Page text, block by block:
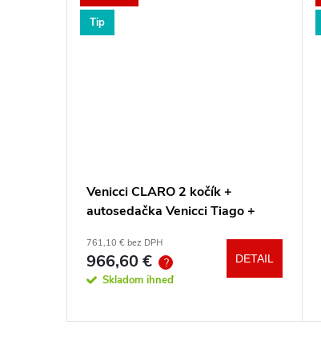
Tip
Venicci CLARO 2 kočík +
autosedačka Venicci Tiago +
761,10 € bez DPH
966,60 € ?
Skladom ihneď
DETAIL